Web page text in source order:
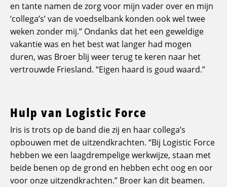
en tante namen de zorg voor mijn vader over en mijn
‘collega’s’ van de voedselbank konden ook wel twee
weken zonder mij.” Ondanks dat het een geweldige
vakantie was en het best wat langer had mogen
duren, was Broer blij weer terug te keren naar het
vertrouwde Friesland. “Eigen haard is goud waard.”
Hulp van Logistic Force
Iris is trots op de band die zij en haar collega’s
opbouwen met de uitzendkrachten. “Bij Logistic Force
hebben we een laagdrempelige werkwijze, staan met
beide benen op de grond en hebben echt oog en oor
voor onze uitzendkrachten.” Broer kan dit beamen.